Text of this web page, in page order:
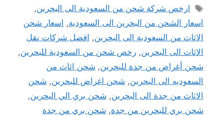
الوسوم
ارخص شركة شحن من السعودية الى البحرين,
اسعار الشحن من البحرين الى السعودية, اسعار شحن
الاثاث من السعودية الى البحرين, افضل شركات نقل
الاثاث الى البحرين, رخص شحن من السعودية للبحرين,
شحن أغراض من جدة للبحرين, شحن اثاث من
السعوديه الى البحرين, شحن اغراض للبحرين, شحن
الاثاث من جدة الى البحرين, شحن بري الي البحرين,
شحن بري للبحرين من جدة, شحن بري من جدة